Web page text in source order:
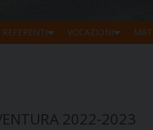
REFERENTI VOCAZIONI
2022-2023